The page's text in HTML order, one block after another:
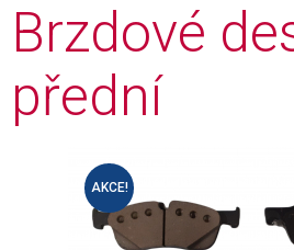
Brzdové
přední
AKCE!